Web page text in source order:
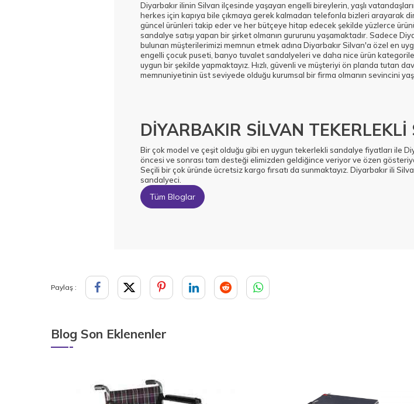
Diyarbakır ilinin Silvan ilçesinde yaşayan engelli bireylerin, yaşlı
herkes için kapıya bile çıkmaya gerek kalmadan telefonla bizleri arayarak
güncel ürünleri takip eder ve her bütçeye hitap edecek şekilde yüzlerce
sandalye satışı yapan bir şirket olmanın gururunu yaşamaktadır. Sadece
bulunan müşterilerimizi memnun etmek adına Diyarbakır Silvan'a özel en
engelli çocuk puseti, banyo tuvalet sandalyeleri ve daha nice ürün
uygun bir şekilde yapmaktayız. Hızlı, güvenli ve müşteriyi ön planda tutan
memnuniyetinin üst seviyede olduğu kurumsal bir firma olmanın sevincini
DİYARBAKIR SİLVAN
Bir çok model ve çeşit olduğu gibi en uygun tekerlekli sandalye fiyatları ile
öncesi ve sonrası tam desteği elimizden geldiğince veriyor ve özen
Seçili bir çok üründe ücretsiz kargo fırsatı da sunmaktayız. Diyarbakır ili
sandalyeci.
Tüm Bloglar
Paylaş :
Blog Son Eklenenler